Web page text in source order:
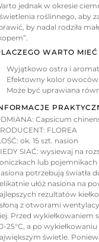
jednak w okresie
roślinnego, aby
by nadal rodziła
WARTO
Wyjątkowo ostra i
Efektowny kolor owoców.
Może być uprawiana
Capsicum
FLOREA
ok. 15 szt. nasion
SIAĆ: wysiewaj na
lub pojemnikach
potrzebują światła
ułóż nasiona na
rezultatów
z otworami
Przed wykiełkowaniem
25°C, a po
świetle.